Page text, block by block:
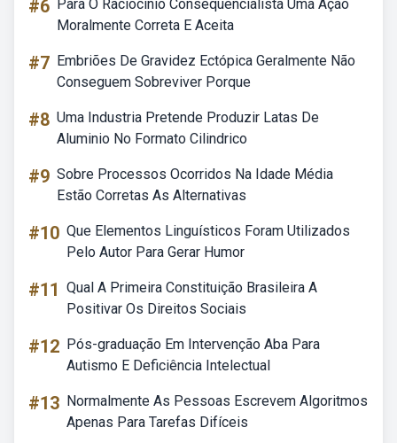
#6 Para O Raciocinio Consequencialista Uma Ação
Moralmente Correta E Aceita
#7 Embriões De Gravidez Ectópica Geralmente Não
Conseguem Sobreviver Porque
#8 Uma Industria Pretende Produzir Latas De
Aluminio No Formato Cilindrico
#9 Sobre Processos Ocorridos Na Idade Média
Estão Corretas As Alternativas
#10 Que Elementos Linguísticos Foram Utilizados
Pelo Autor Para Gerar Humor
#11 Qual A Primeira Constituição Brasileira A
Positivar Os Direitos Sociais
#12 Pós-graduação Em Intervenção Aba Para
Autismo E Deficiência Intelectual
#13 Normalmente As Pessoas Escrevem Algoritmos
Apenas Para Tarefas Difíceis